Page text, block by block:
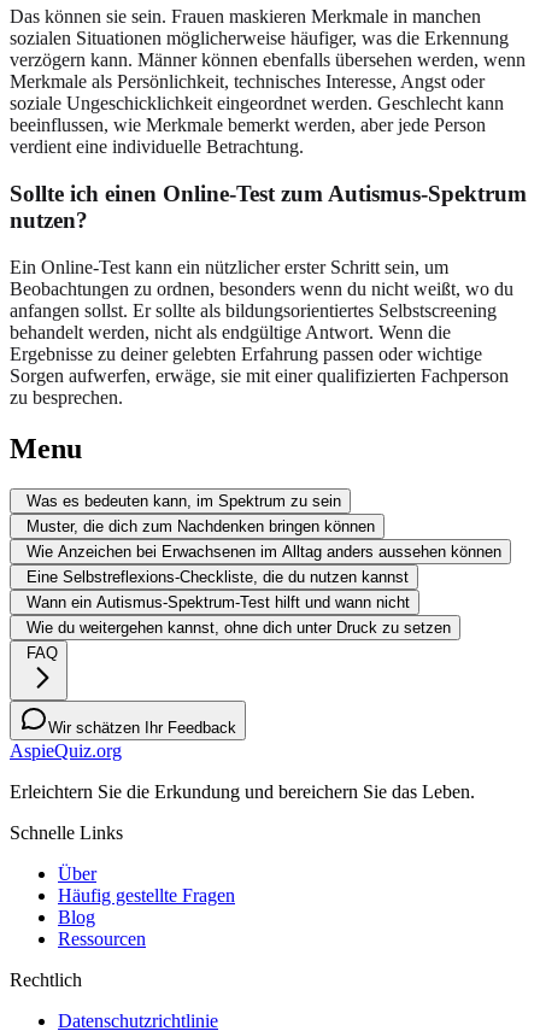
Das können sie sein. Frauen maskieren Merkmale in manchen
sozialen Situationen möglicherweise häufiger, was die Erkennung
verzögern kann. Männer können ebenfalls übersehen werden, wenn
Merkmale als Persönlichkeit, technisches Interesse, Angst oder
soziale Ungeschicklichkeit eingeordnet werden. Geschlecht kann
beeinflussen, wie Merkmale bemerkt werden, aber jede Person
verdient eine individuelle Betrachtung.
Sollte ich einen Online-Test zum Autismus-Spektrum
nutzen?
Ein Online-Test kann ein nützlicher erster Schritt sein, um
Beobachtungen zu ordnen, besonders wenn du nicht weißt, wo du
anfangen sollst. Er sollte als bildungsorientiertes Selbstscreening
behandelt werden, nicht als endgültige Antwort. Wenn die
Ergebnisse zu deiner gelebten Erfahrung passen oder wichtige
Sorgen aufwerfen, erwäge, sie mit einer qualifizierten Fachperson
zu besprechen.
Menu
Was es bedeuten kann, im Spektrum zu sein
Muster, die dich zum Nachdenken bringen können
Wie Anzeichen bei Erwachsenen im Alltag anders aussehen können
Eine Selbstreflexions-Checkliste, die du nutzen kannst
Wann ein Autismus-Spektrum-Test hilft und wann nicht
Wie du weitergehen kannst, ohne dich unter Druck zu setzen
FAQ
Wir schätzen Ihr Feedback
AspieQuiz.org
Erleichtern Sie die Erkundung und bereichern Sie das Leben.
Schnelle Links
Über
Häufig gestellte Fragen
Blog
Ressourcen
Rechtlich
Datenschutzrichtlinie